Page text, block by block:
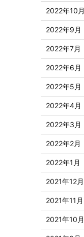
2022年10月
2022年9月
2022年7月
2022年6月
2022年5月
2022年4月
2022年3月
2022年2月
2022年1月
2021年12月
2021年11月
2021年10月